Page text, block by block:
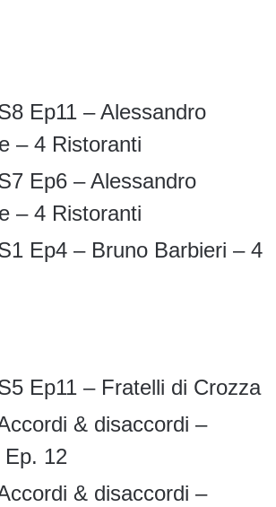
Ep11 – Alessandro
– 4 Ristoranti
Ep6 – Alessandro
– 4 Ristoranti
Ep4 – Bruno Barbieri – 4
Ep11 – Fratelli di Crozza
& disaccordi –
12
& disaccordi –